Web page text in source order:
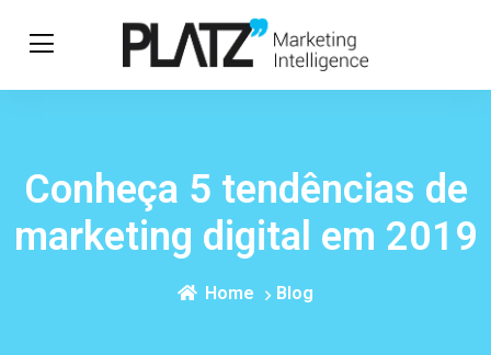
Conheça 5 tendências de
marketing digital em 2019
Home Blog